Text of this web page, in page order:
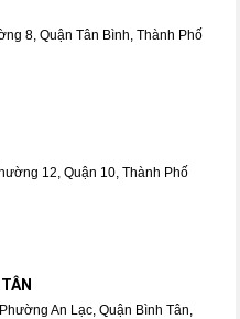
8, Quận Tân Bình, Thành Phố
12, Quận 10, Thành Phố
An Lạc, Quận Bình Tân,